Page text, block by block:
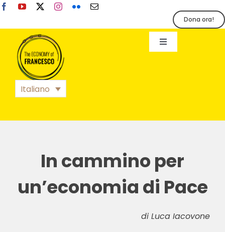
Salta
contenuto
Dona ora!
Toggle
EoF
BLOG
STAMPA
Italiano
In cammino per
un’economia di Pace
di Luca Iacovone